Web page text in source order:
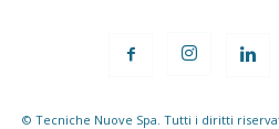
© Tecniche Nuove Spa. Tutti i diritti